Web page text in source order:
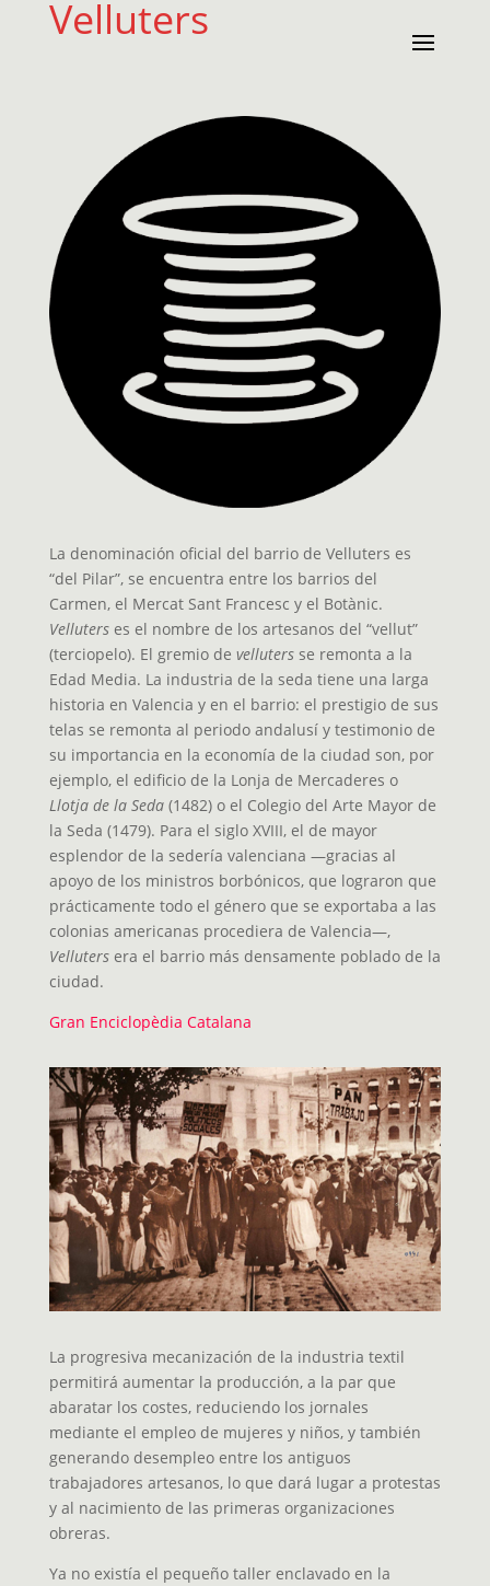
Velluters
La denominación oficial del barrio de Velluters es
“del Pilar”, se encuentra entre los barrios del
Carmen, el Mercat Sant Francesc y el Botànic.
Velluters es el nombre de los artesanos del “vellut”
(terciopelo). El gremio de velluters se remonta a la
Edad Media. La industria de la seda tiene una larga
historia en Valencia y en el barrio: el prestigio de sus
telas se remonta al periodo andalusí y testimonio de
su importancia en la economía de la ciudad son, por
ejemplo, el edificio de la Lonja de Mercaderes o
Llotja de la Seda(1482) o el Colegio del Arte Mayor de
la Seda (1479). Para el siglo XVIII, el de mayor
esplendor de la sedería valenciana —gracias al
apoyo de los ministros borbónicos, que lograron que
prácticamente todo el género que se exportaba a las
colonias americanas procediera de Valencia—,
Vellutersera el barrio más densamente poblado de la
ciudad.
Gran Enciclopèdia Catalana
La progresiva mecanización de la industria textil
permitirá aumentar la producción, a la par que
abaratar los costes, reduciendo los jornales
mediante el empleo de mujeres y niños, y también
generando desempleo entre los antiguos
trabajadores artesanos, lo que dará lugar a protestas
y al nacimiento de las primeras organizaciones
obreras.
Ya no existía el pequeño taller enclavado en la